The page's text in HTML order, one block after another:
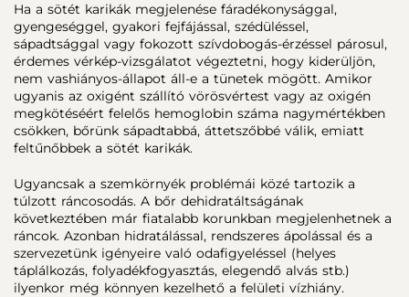
Ha a sötét karikák megjelenése fáradékonysággal,
gyengeséggel, gyakori fejfájással, szédüléssel,
sápadtsággal vagy fokozott szívdobogás-érzéssel párosul,
érdemes vérkép-vizsgálatot végeztetni, hogy kiderüljön,
nem vashiányos-állapot áll-e a tünetek mögött. Amikor
ugyanis az oxigént szállító vörösvértest vagy az oxigén
megkötéséért felelős hemoglobin száma nagymértékben
csökken, bőrünk sápadtabbá, áttetszőbbé válik, emiatt
feltűnőbbek a sötét karikák.
Ugyancsak a szemkörnyék problémái közé tartozik a
túlzott ráncosodás. A bőr dehidratáltságának
következtében már fiatalabb korunkban megjelenhetnek a
ráncok. Azonban hidratálással, rendszeres ápolással és a
szervezetünk igényeire való odafigyeléssel (helyes
táplálkozás, folyadékfogyasztás, elegendő alvás stb.)
ilyenkor még könnyen kezelhető a felületi vízhiány.